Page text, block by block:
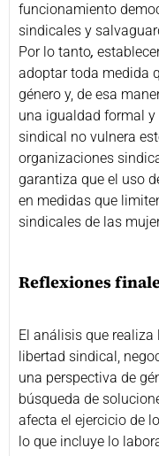
funcionamiento
sindicales y
Por lo tanto,
adoptar toda medida
género y, de esa
una igualdad formal
sindical no vulnera
organizaciones
garantiza que el uso
en medidas que
sindicales de las
Reflexiones
El análisis que realiza
libertad sindical,
una perspectiva de
búsqueda de
afecta el ejercicio de
lo que incluye lo